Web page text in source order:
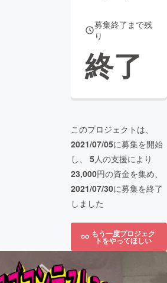
募集終了まで残
り
終了
このプロジェクトは、
2021/07/05に募集を開始
し、 5人の支援により
23,000円の資金を集め、
2021/07/30に募集を終了
しました
もう一度プロジェク
トをやってほしい